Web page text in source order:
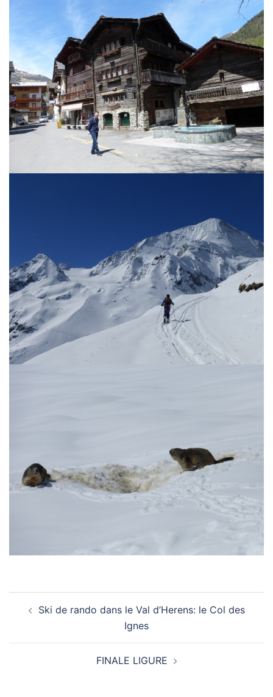
d’article
Ski de rando dans le Val d’Herens: le Col des
Ignes
FINALE LIGURE